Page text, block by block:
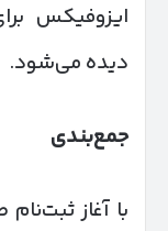
ایزوفیکس
دیده می‌شود.
جمع‌بندی
با آغاز